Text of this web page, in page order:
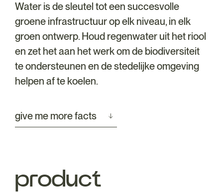
Water is de sleutel tot een succesvolle
groene infrastructuur op elk niveau, in elk
groen ontwerp. Houd regenwater uit het riool
en zet het aan het werk om de biodiversiteit
te ondersteunen en de stedelijke omgeving
helpen af te koelen.
give me more facts
product